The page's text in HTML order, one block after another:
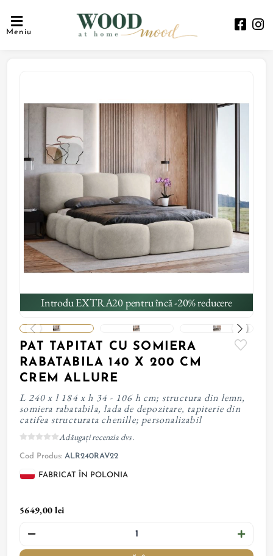
Meniu
Introdu EXTRA20 pentru încă -20% reducere
PAT TAPITAT CU SOMIERA
RABATABILA 140 X 200 CM
CREM ALLURE
L 240 x l 184 x h 34 - 106 h cm; structura din lemn,
somiera rabatabila, lada de depozitare, tapiterie din
catifea structurata chenille; personalizabil
Adăugați recenzia dvs.
Cod Produs: ALR240RAV22
FABRICAT ÎN POLONIA
5649,00 lei